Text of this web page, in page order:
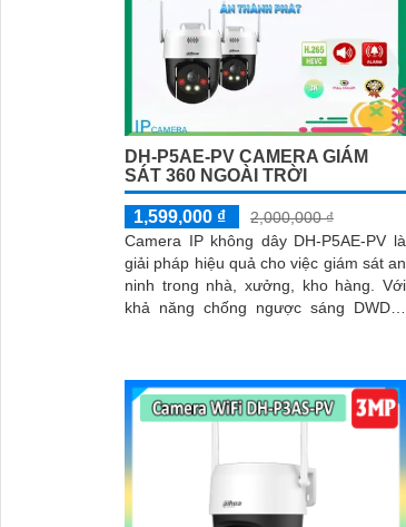
DH-P5AE-PV CAMERA GIÁM
SÁT 360 NGOÀI TRỜI
1,599,000 ₫
2,000,000 ₫
Camera IP không dây DH-P5AE-PV là
giải pháp hiệu quả cho việc giám sát an
ninh trong nhà, xưởng, kho hàng. Với
khả năng chống ngược sáng DWDR,